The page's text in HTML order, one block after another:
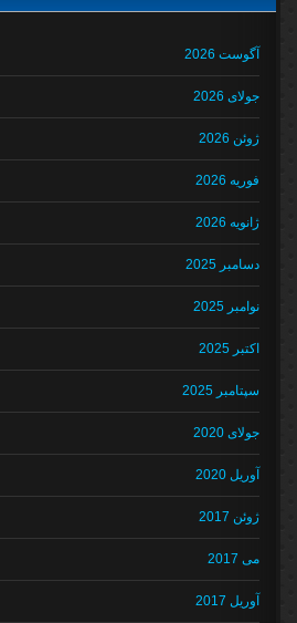
آگوست 2026
جولای 2026
ژوئن 2026
فوریه 2026
ژانویه 2026
دسامبر 2025
نوامبر 2025
اکتبر 2025
سپتامبر 2025
جولای 2020
آوریل 2020
ژوئن 2017
می 2017
آوریل 2017